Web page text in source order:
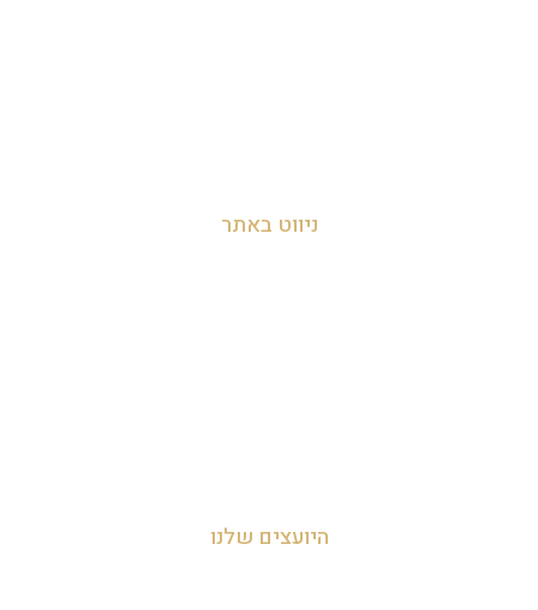
ניווט באתר
היועצים שלנו